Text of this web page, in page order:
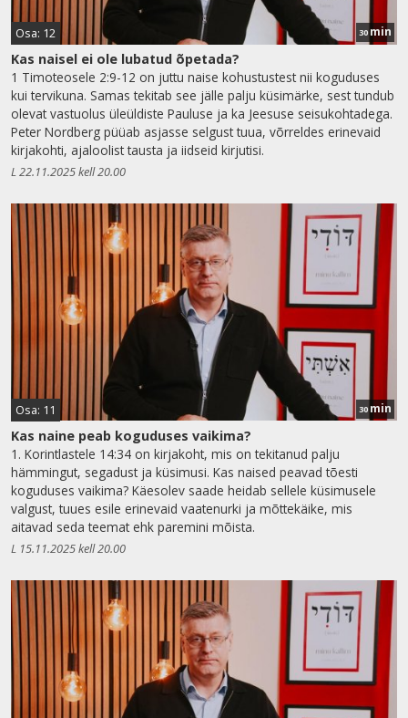
Osa: 12 30 min
Kas naisel ei ole lubatud õpetada?
1 Timoteosele 2:9-12 on juttu naise kohustustest nii koguduses
kui tervikuna. Samas tekitab see jälle palju küsimärke, sest tundub
olevat vastuolus üleüldiste Pauluse ja ka Jeesuse seisukohtadega.
Peter Nordberg püüab asjasse selgust tuua, võrreldes erinevaid
kirjakohti, ajaloolist tausta ja iidseid kirjutisi.
L 22.11.2025 kell 20.00
Osa: 11 30 min
Kas naine peab koguduses vaikima?
1. Korintlastele 14:34 on kirjakoht, mis on tekitanud palju
hämmingut, segadust ja küsimusi. Kas naised peavad tõesti
koguduses vaikima? Käesolev saade heidab sellele küsimusele
valgust, tuues esile erinevaid vaatenurki ja mõttekäike, mis
aitavad seda teemat ehk paremini mõista.
L 15.11.2025 kell 20.00